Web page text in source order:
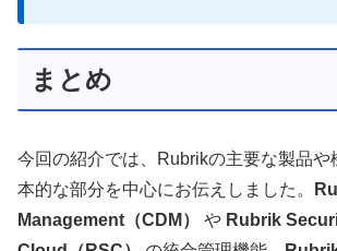
まとめ
今回の紹介では、Rubrikの主要な製品や
本的な部分を中心にお伝えしました。
Management（CDM）
や Rubrik